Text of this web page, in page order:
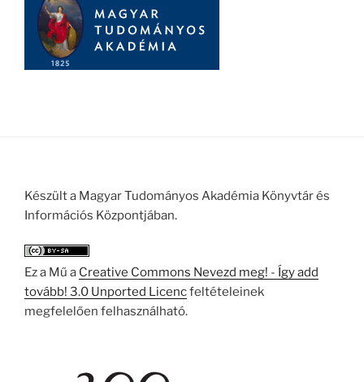
Készült a Magyar Tudományos Akadémia Könyvtár és
Információs Központjában.
Ez a Mű a Creative Commons Nevezd meg! - Így add
tovább! 3.0 Unported Licencfeltételeinek
megfelelően felhasználható.